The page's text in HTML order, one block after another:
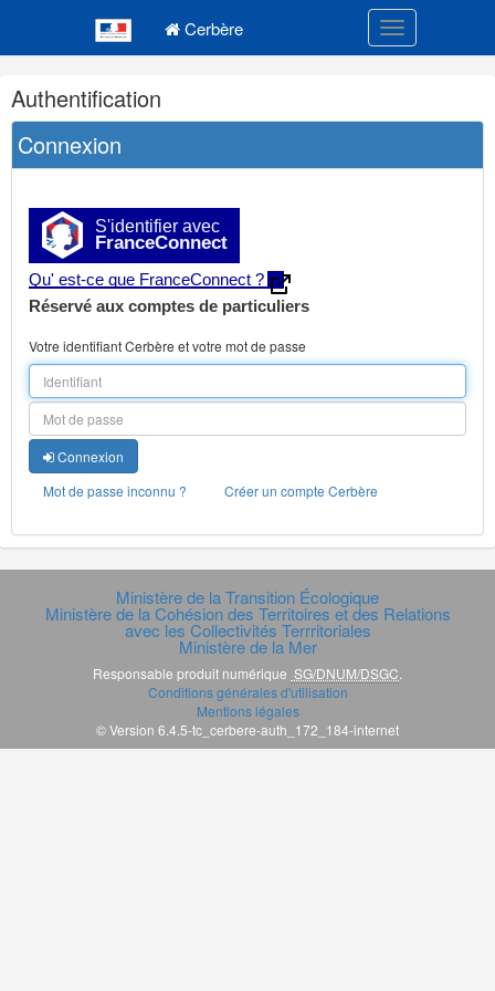
Cerbère Toggle
Navigation
et
outils
annexes
Authentification
Connexion
S'identifier avec
FranceConnect
Qu' est-ce que FranceConnect ?
Réservé aux comptes de particuliers
Votre identifiant Cerbère et votre mot de passe
Connexion
Mot de passe inconnu ?
Créer un compte Cerbère
Ministère de la Transition Écologique
Ministère de la Cohésion des Territoires et des Relations
avec les Collectivités Terrritoriales
Ministère de la Mer
Responsable produit numérique SG/DNUM/DSGC.
Conditions générales d'utilisation
Mentions légales
© Version 6.4.5-tc_cerbere-auth_172_184-internet